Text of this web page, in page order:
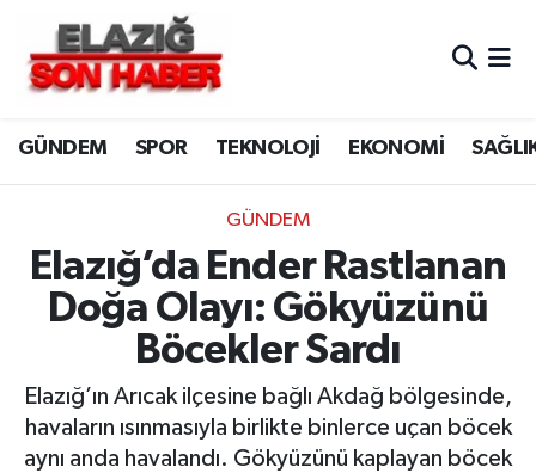
GÜNDEM SPOR TEKNOLOJİ EKONOMİ
GÜNDEM
Elazığ’da Ender Rastlanan
Doğa Olayı: Gökyüzünü
Böcekler Sardı
Elazığ’ın Arıcak ilçesine bağlı Akdağ bölgesinde,
havaların ısınmasıyla birlikte binlerce uçan böcek
aynı anda havalandı. Gökyüzünü kaplayan böcek
CANLI YAYIN
ASAYİŞ
BİLİM VE TEKNOLOJİ
DÜNYA
EĞİTİM
EKONOMİ
ELAZIĞ
Merkez Hava Durumu
Merkez Trafik Yoğunluk Haritası
Süper Lig Puan Durumu ve Fikstür
Tüm Manşetler
Son Dakika Haberleri
Haber Arşivi